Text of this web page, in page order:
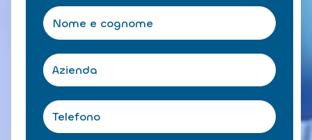
N
o
m
e
e
c
g
n
A
z
e
n
d
T
e